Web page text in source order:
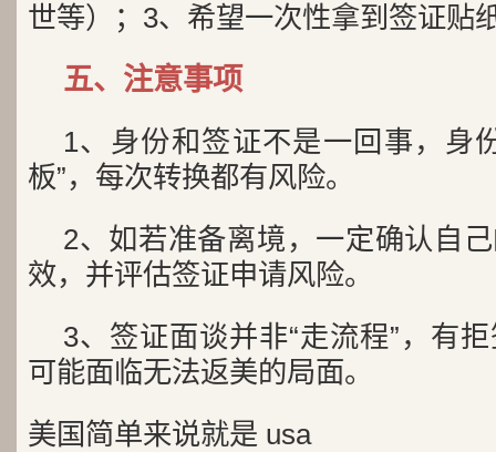
世等）；3、希望一次性拿到签证贴
五、注意事项
1、身份和签证不是一回事，身
板”，每次转换都有风险。
2、如若准备离境，一定确认自
效，并评估签证申请风险。
3、签证面谈并非“走流程”，有
可能面临无法返美的局面。
美国简单来说就是 usa